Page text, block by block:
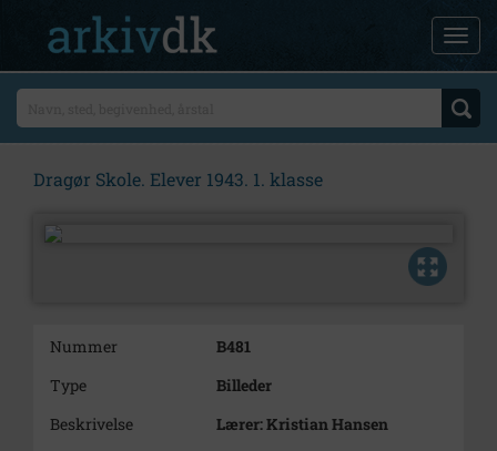
Dragør Skole. Elever 1943. 1. klasse
Nummer
B481
Type
Billeder
Beskrivelse
Lærer: Kristian Hansen